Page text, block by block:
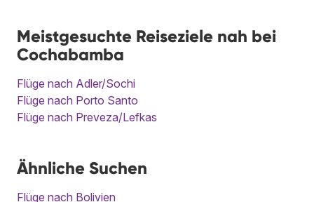
Meistgesuchte Reiseziele nah bei
Cochabamba
Flüge nach Adler/Sochi
Flüge nach Porto Santo
Flüge nach Preveza/Lefkas
Ähnliche Suchen
Flüge nach Bolivien